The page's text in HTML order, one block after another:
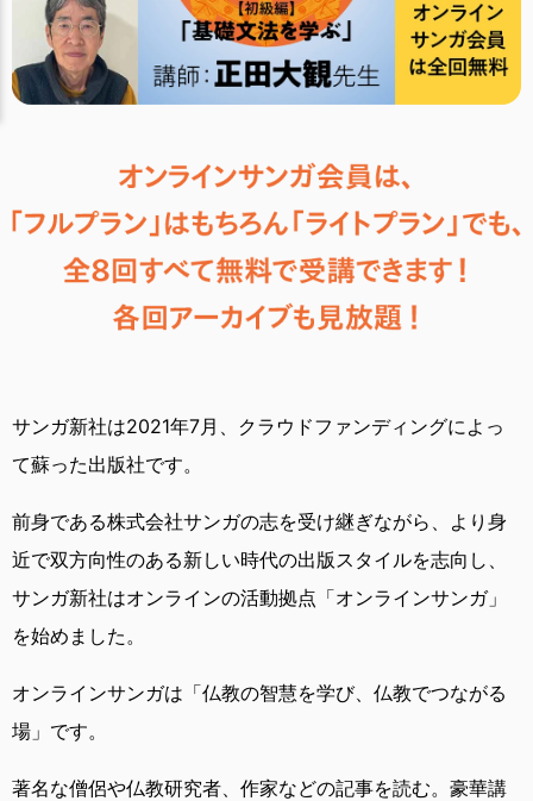
サンガ新社は2021年7月、 クラウドファンディングによっ
て蘇った出版社です。
前身である株式会社サンガの志を受け継ぎながら、 より身
近で双方向性のある新しい時代の出版スタイルを志向し、
サンガ新社はオンラインの活動拠点「オンラインサンガ」
を始めました。
オンラインサンガは 「仏教の智慧を学び、仏教でつながる
場」です。
著名な僧侶や仏教研究者、作家などの記事を読む。 豪華講